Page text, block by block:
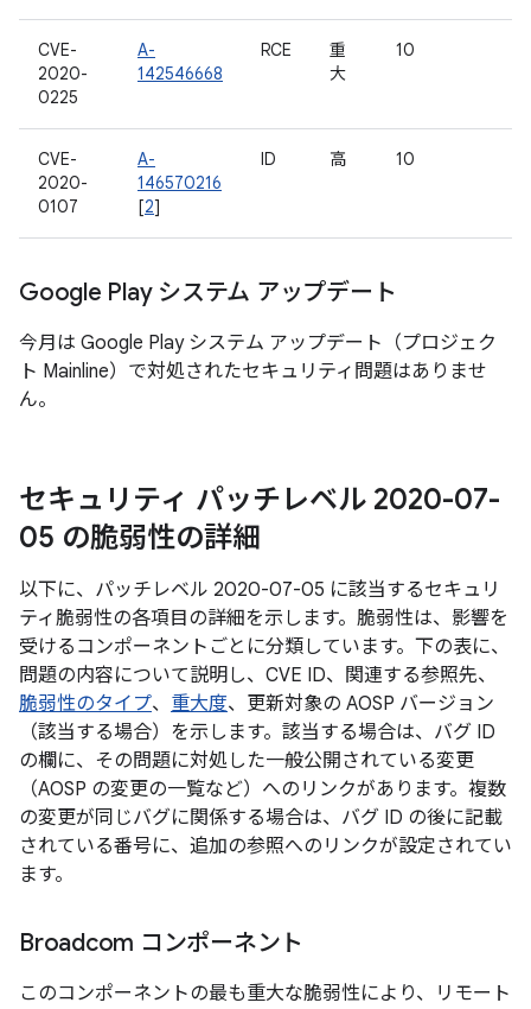
CVE-
2020-
0225
A-
142546668
RCE
重
大
10
CVE-
2020-
0107
A-
146570216
[2]
ID 高 10
Google Play システム アップデート
今月は Google Play システム アップデート（プロジェク
ト Mainline）で対処されたセキュリティ問題はありませ
ん。
セキュリティ パッチレベル 2020-07-
05 の脆弱性の詳細
以下に、パッチレベル 2020-07-05 に該当するセキュリ
ティ脆弱性の各項目の詳細を示します。脆弱性は、影響を
受けるコンポーネントごとに分類しています。下の表に、
問題の内容について説明し、CVE ID、関連する参照先、
脆弱性のタイプ、 重大度、更新対象の AOSP バージョン
（該当する場合）を示します。該当する場合は、バグ ID
の欄に、その問題に対処した一般公開されている変更
（AOSP の変更の一覧など）へのリンクがあります。複数
の変更が同じバグに関係する場合は、バグ ID の後に記載
されている番号に、追加の参照へのリンクが設定されてい
ます。
Broadcom コンポーネント
このコンポーネントの最も重大な脆弱性により、リモート